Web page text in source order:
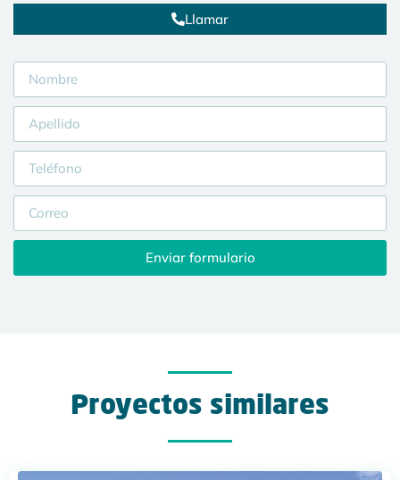
Llamar
Enviar formulario
Proyectos similares